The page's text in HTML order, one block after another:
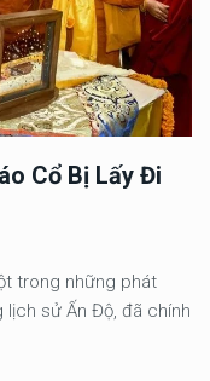
Cổ Bị Lấy Đi
trong những phát
lịch sử Ấn Độ, đã chính